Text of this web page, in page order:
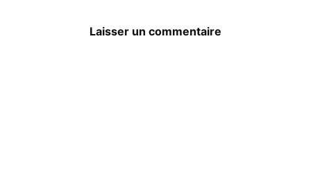
Laisser un commentaire